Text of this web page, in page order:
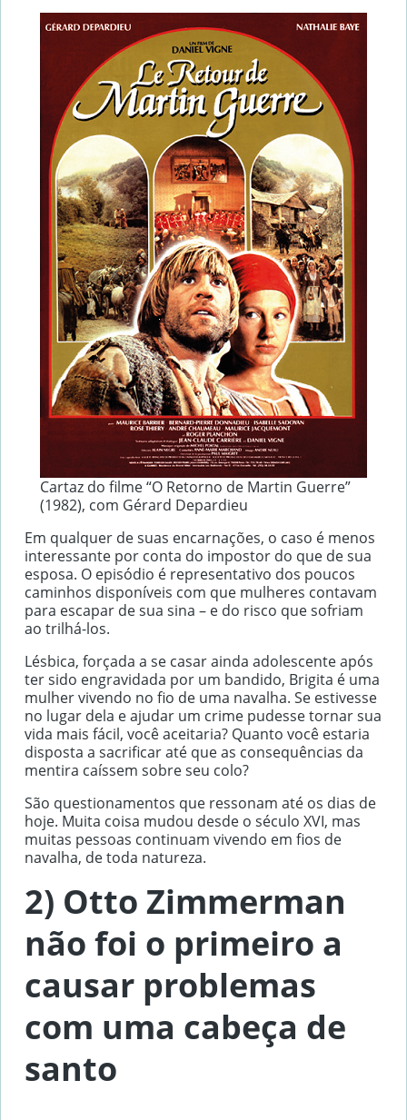
Cartaz do filme “O Retorno de Martin Guerre”
(1982), com Gérard Depardieu
Em qualquer de suas encarnações, o caso é menos
interessante por conta do impostor do que de sua
esposa. O episódio é representativo dos poucos
caminhos disponíveis com que mulheres contavam
para escapar de sua sina – e do risco que sofriam
ao trilhá-los.
Lésbica, forçada a se casar ainda adolescente após
ter sido engravidada por um bandido, Brigita é uma
mulher vivendo no fio de uma navalha. Se estivesse
no lugar dela e ajudar um crime pudesse tornar sua
vida mais fácil, você aceitaria? Quanto você estaria
disposta a sacrificar até que as consequências da
mentira caíssem sobre seu colo?
São questionamentos que ressonam até os dias de
hoje. Muita coisa mudou desde o século XVI, mas
muitas pessoas continuam vivendo em fios de
navalha, de toda natureza.
2) Otto Zimmerman
não foi o primeiro a
causar problemas
com uma cabeça de
santo